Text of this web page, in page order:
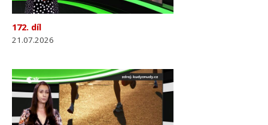
172. díl
21.07.2026